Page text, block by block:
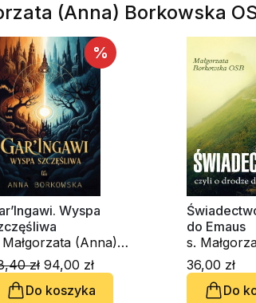
(Anna) Borkowska
%
Wyspa
Małgorzata (Anna)
OSB
zł 94,00 zł
Do koszyka
do Emaus
s.
Borkowska
36,00 zł
Do